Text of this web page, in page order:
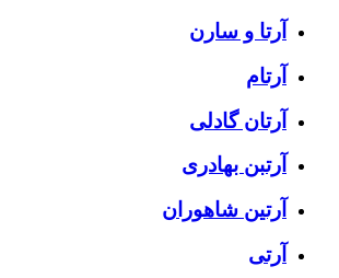
آرتا و سارن
آرتام
آرتان گادلی
آرتبن بهادری
آرتين شاهوران
آرتی